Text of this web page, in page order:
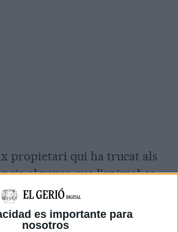
es importante para
nosotros
propietari qui ha trucat als
al veure que l'animal es